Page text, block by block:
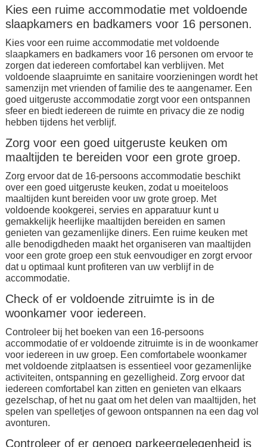
Kies een ruime accommodatie met voldoende
slaapkamers en badkamers voor 16 personen.
Kies voor een ruime accommodatie met voldoende
slaapkamers en badkamers voor 16 personen om ervoor te
zorgen dat iedereen comfortabel kan verblijven. Met
voldoende slaapruimte en sanitaire voorzieningen wordt het
samenzijn met vrienden of familie des te aangenamer. Een
goed uitgeruste accommodatie zorgt voor een ontspannen
sfeer en biedt iedereen de ruimte en privacy die ze nodig
hebben tijdens het verblijf.
Zorg voor een goed uitgeruste keuken om
maaltijden te bereiden voor een grote groep.
Zorg ervoor dat de 16-persoons accommodatie beschikt
over een goed uitgeruste keuken, zodat u moeiteloos
maaltijden kunt bereiden voor uw grote groep. Met
voldoende kookgerei, servies en apparatuur kunt u
gemakkelijk heerlijke maaltijden bereiden en samen
genieten van gezamenlijke diners. Een ruime keuken met
alle benodigdheden maakt het organiseren van maaltijden
voor een grote groep een stuk eenvoudiger en zorgt ervoor
dat u optimaal kunt profiteren van uw verblijf in de
accommodatie.
Check of er voldoende zitruimte is in de
woonkamer voor iedereen.
Controleer bij het boeken van een 16-persoons
accommodatie of er voldoende zitruimte is in de woonkamer
voor iedereen in uw groep. Een comfortabele woonkamer
met voldoende zitplaatsen is essentieel voor gezamenlijke
activiteiten, ontspanning en gezelligheid. Zorg ervoor dat
iedereen comfortabel kan zitten en genieten van elkaars
gezelschap, of het nu gaat om het delen van maaltijden, het
spelen van spelletjes of gewoon ontspannen na een dag vol
avonturen.
Controleer of er genoeg parkeergelegenheid is